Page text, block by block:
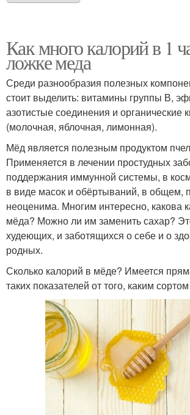
Как много калорий в 1
ложке меда
Среди разнообразия полезных
стоит выделить: витамины группы В,
азотистые соединения и органические
(молочная, яблочная, лимонная).
Мёд является полезным продуктом
Применяется в лечении простудных
поддержания иммунной системы, в
в виде масок и обёртываний, в общем,
неоценима. Многим интересно, какова
мёда? Можно ли им заменить сахар?
худеющих, и заботящихся о себе и о
родных.
Сколько калорий в мёде? Имеется
таких показателей от того, каким